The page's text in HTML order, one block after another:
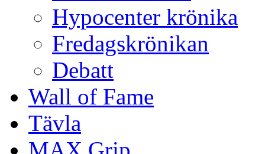
Hypocenter krönika
Fredagskrönikan
Debatt
Wall of Fame
Tävla